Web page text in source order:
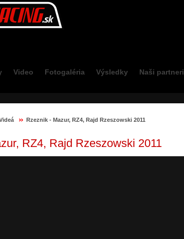
Video Fotogaléria Výsledky Naši partneri
Rzeznik - Mazur, RZ4, Rajd Rzeszowski 2011
RZ4, Rajd Rzeszowski 2011